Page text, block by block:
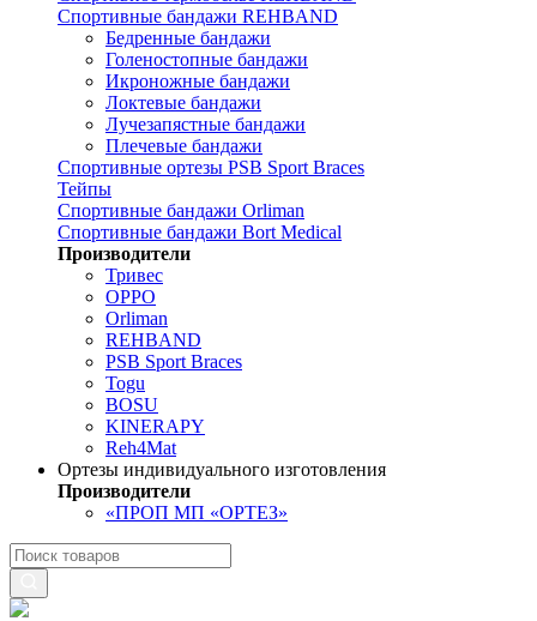
Спортивные бандажи REHBAND
Бедренные бандажи
Голеностопные бандажи
Икроножные бандажи
Локтевые бандажи
Лучезапястные бандажи
Плечевые бандажи
Спортивные ортезы PSB Sport Braces
Тейпы
Спортивные бандажи Orliman
Спортивные бандажи Bort Medical
Производители
Тривес
OPPO
Orliman
REHBAND
PSB Sport Braces
Togu
BOSU
KINERAPY
Reh4Mat
Ортезы индивидуального изготовления
Производители
«ПРОП МП «ОРТЕЗ»